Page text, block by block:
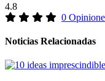
4.8
0
Noticias Relacionadas